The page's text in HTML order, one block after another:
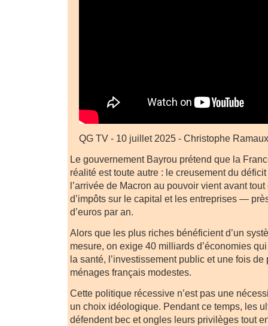
QG TV - 10 juillet 2025 - Christophe
Le gouvernement Bayrou prétend que la
réalité est toute autre : le creusement du
l’arrivée de Macron au pouvoir vient avant
d’impôts sur le capital et les entreprises —
d’euros par an.
Alors que les plus riches bénéficient d’un
mesure, on exige 40 milliards d’économies
la santé, l’investissement public et une fois
ménages français modestes.
Cette politique récessive n’est pas une
un choix idéologique. Pendant ce temps, les
défendent bec et ongles leurs privilèges tout